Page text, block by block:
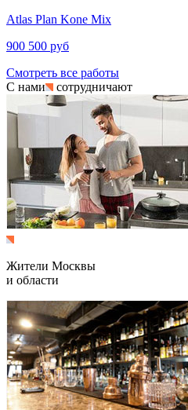
Atlas Plan Kone Mix
900 500 руб
Смотреть все работы
С нами
сотрудничают
Жители Москвы
и области